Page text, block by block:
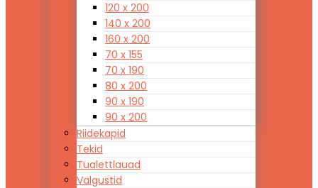
120 x 200
140 x 200
160 x 200
70 x 155
70 x 190
80 x 200
90 x 190
90 x 200
Riidekapid
Tekid
Tualettlauad
Valgustid